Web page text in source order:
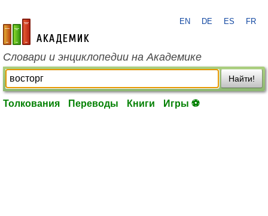
academic.ru
EN DE ES FR
Словари и энциклопедии на Академике
Найти!
Толкования Переводы Книги Игры ⚽